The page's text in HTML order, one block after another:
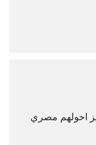
احولهم مصري